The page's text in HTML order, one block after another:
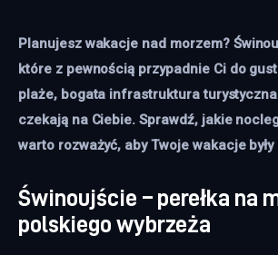
Planujesz wakacje nad morzem?
które z pewnością przypadnie Ci do
plaże, bogata infrastruktura
czekają na Ciebie. Sprawdź, jakie
warto rozważyć, aby Twoje wakacje
Świnoujście – perełka na
polskiego wybrzeża